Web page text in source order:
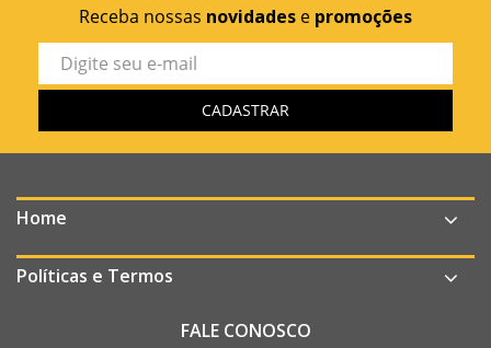
Receba nossas novidades e promoções
Home
Políticas e Termos
FALE CONOSCO